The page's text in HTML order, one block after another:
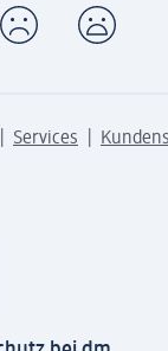
Services